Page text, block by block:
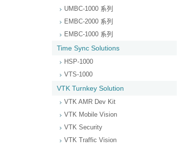
UMBC-1000 系列
EMBC-2000 系列
EMBC-1000 系列
Time Sync Solutions
HSP-1000
VTS-1000
VTK Turnkey Solution
VTK AMR Dev Kit
VTK Mobile Vision
VTK Security
VTK Traffic Vision